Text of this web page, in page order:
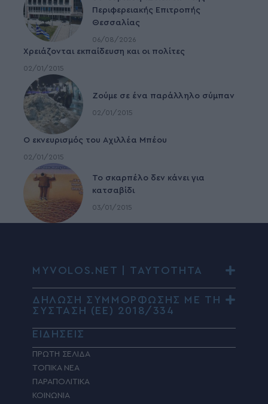
Περιφερειακής Επιτροπής
Θεσσαλίας
06/08/2026
Χρειάζονται εκπαίδευση και οι πολίτες
02/01/2015
Ζούμε σε ένα παράλληλο σύμπαν
02/01/2015
Ο εκνευρισμός του Αχιλλέα Μπέου
02/01/2015
To σκαρπέλο δεν κάνει για
κατσαβίδι
03/01/2015
MYVOLOS.NET | ΤΑΥΤΟΤΗΤΑ
ΔΗΛΩΣΗ ΣΥΜΜΟΡΦΩΣΗΣ ΜΕ ΤΗ
ΣΥΣΤΑΣΗ (ΕΕ) 2018/334
ΕΙΔΗΣΕΙΣ
ΠΡΩΤΗ ΣΕΛΙΔΑ
ΤΟΠΙΚΑ ΝΕΑ
ΠΑΡΑΠΟΛΙΤΙΚΑ
ΚΟΙΝΩΝΙΑ